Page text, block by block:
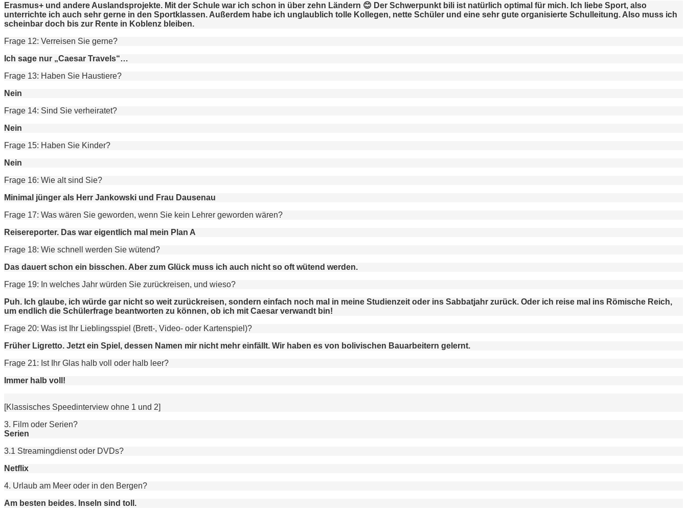
Erasmus+ und andere Auslandsprojekte. Mit der Schule war ich schon in über zehn Ländern 😊 Der Schwerpunkt bili ist natürlich optimal für mich. Ich liebe Sport, also
unterrichte ich auch sehr gerne in den Sportklassen. Außerdem habe ich unglaublich tolle Kollegen, nette Schüler und eine sehr gute organisierte Schulleitung. Also muss ich
scheinbar doch bis zur Rente in Koblenz bleiben.
Frage 12: Verreisen Sie gerne?
Ich sage nur „Caesar Travels“…
Frage 13: Haben Sie Haustiere?
Nein
Frage 14: Sind Sie verheiratet?
Nein
Frage 15: Haben Sie Kinder?
Nein
Frage 16: Wie alt sind Sie?
Minimal jünger als Herr Jankowski und Frau Dausenau
Frage 17: Was wären Sie geworden, wenn Sie kein Lehrer geworden wären?
Reisereporter. Das war eigentlich mal mein Plan A
Frage 18: Wie schnell werden Sie wütend?
Das dauert schon ein bisschen. Aber zum Glück muss ich auch nicht so oft wütend werden.
Frage 19: In welches Jahr würden Sie zurückreisen, und wieso?
Puh. Ich glaube, ich würde gar nicht so weit zurückreisen, sondern einfach noch mal in meine Studienzeit oder ins Sabbatjahr zurück. Oder ich reise mal ins Römische Reich,
um endlich die Schülerfrage beantworten zu können, ob ich mit Caesar verwandt bin!
Frage 20: Was ist Ihr Lieblingsspiel (Brett-, Video- oder Kartenspiel)?
Früher Ligretto. Jetzt ein Spiel, dessen Namen mir nicht mehr einfällt. Wir haben es von bolivischen Bauarbeitern gelernt.
Frage 21: Ist Ihr Glas halb voll oder halb leer?
Immer halb voll!
[Klassisches Speedinterview ohne 1 und 2]
3. Film oder Serien?
Serien
3.1 Streamingdienst oder DVDs?
Netflix
4. Urlaub am Meer oder in den Bergen?
Am besten beides. Inseln sind toll.